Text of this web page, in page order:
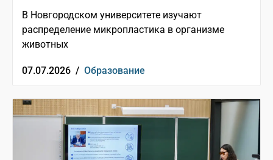
В Новгородском университете изучают
распределение микропластика в организме
животных
07.07.2026 / Образование